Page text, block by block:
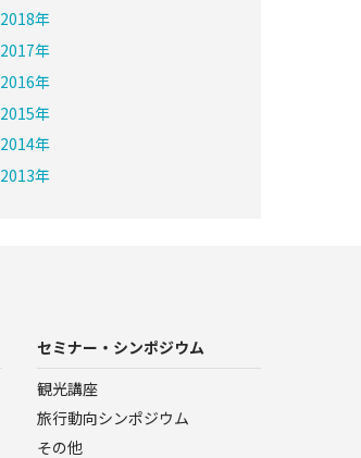
2018年
2017年
2016年
2015年
2014年
2013年
セミナー・シンポジウム
観光講座
旅行動向シンポジウム
その他